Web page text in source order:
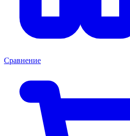
Сравнение